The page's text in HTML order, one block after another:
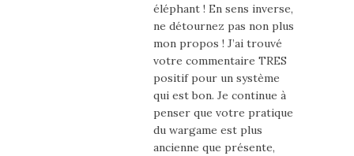
éléphant ! En sens inverse,
ne détournez pas non plus
mon propos ! J’ai trouvé
votre commentaire TRES
positif pour un système
qui est bon. Je continue à
penser que votre pratique
du wargame est plus
ancienne que présente,